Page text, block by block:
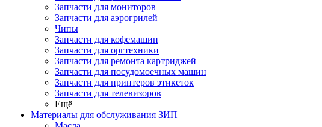
Запчасти для мониторов
Запчасти для аэрогрилей
Чипы
Запчасти для кофемашин
Запчасти для оргтехники
Запчасти для ремонта картриджей
Запчасти для посудомоечных машин
Запчасти для принтеров этикеток
Запчасти для телевизоров
Ещё
Материалы для обслуживания ЗИП